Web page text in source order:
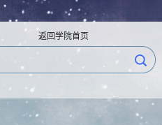
返回学院首页